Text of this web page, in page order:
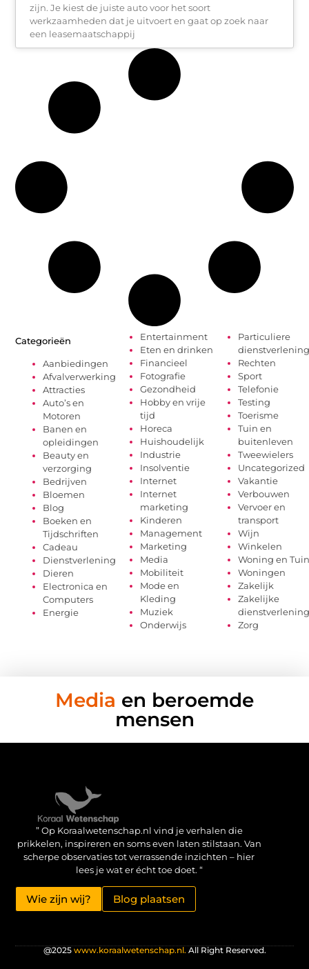
zijn. Je kiest de juiste auto voor het soort
werkzaamheden dat je uitvoert en gaat op zoek naar
een leasemaatschappij
Categorieën
Aanbiedingen
Afvalverwerking
Attracties
Auto’s en
Motoren
Banen en
opleidingen
Beauty en
verzorging
Bedrijven
Bloemen
Blog
Boeken en
Tijdschriften
Cadeau
Dienstverlening
Dieren
Electronica en
Computers
Energie
Entertainment
Eten en drinken
Financieel
Fotografie
Gezondheid
Hobby en vrije
tijd
Horeca
Huishoudelijk
Industrie
Insolventie
Internet
Internet
marketing
Kinderen
Management
Marketing
Media
Mobiliteit
Mode en
Kleding
Muziek
Onderwijs
Particuliere
dienstverlening
Rechten
Sport
Telefonie
Testing
Toerisme
Tuin en
buitenleven
Tweewielers
Uncategorized
Vakantie
Verbouwen
Vervoer en
transport
Wijn
Winkelen
Woning en Tuin
Woningen
Zakelijk
Zakelijke
dienstverlening
Zorg
Media en beroemde
mensen
” Op Koraalwetenschap.nl vind je verhalen die
prikkelen, inspireren en soms even laten stilstaan. Van
scherpe observaties tot verrassende inzichten – hier
lees je wat er écht toe doet. “
Wie zijn wij? Blog plaatsen
@2025www.koraalwetenschap.nl.All Right Reserved.